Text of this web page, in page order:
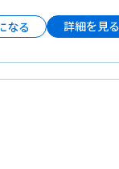
なる 詳細を見る